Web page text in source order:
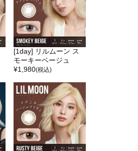
[1day] リルムーン ス
モーキーベージュ
¥1,980(税込)